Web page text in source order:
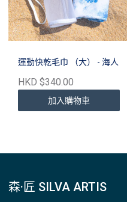
運動快乾毛巾 （大） - 海人
HKD $340.00
加入購物車
森·匠 SILVA ARTIS